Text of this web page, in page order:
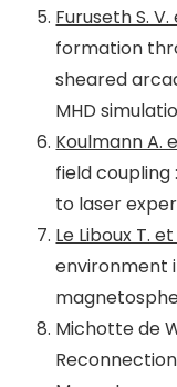
Furuseth S.
formation
sheared
MHD
Koulmann A.
field
to laser
Le Liboux T.
environment
Michotte de